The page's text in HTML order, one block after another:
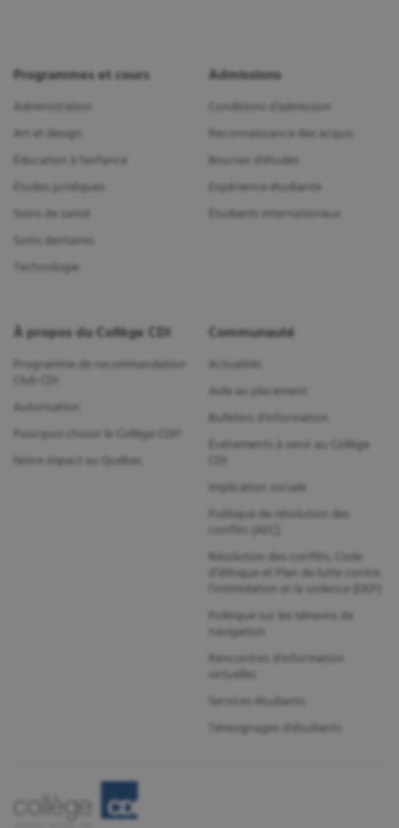
Programmes et cours
Administration
Art et design
Éducation à l'enfance
Études juridiques
Soins de santé
Soins dentaires
Technologie
Admissions
Conditions d'admission
Reconnaissance des acquis
Bourses d'études
Expérience étudiante
Étudiants internationaux
À propos du Collège CDI
Programme de recommandation
Club CDI
Autorisation
Pourquoi choisir le Collège CDI?
Notre impact au Québec
Communauté
Actualités
Aide au placement
Bulletins d'information
Événements à venir au Collège
CDI
Implication sociale
Politique de résolution des
conflits (AEC)
Résolution des conflits, Code
d’éthique et Plan de lutte contre
l’intimidation et la violence (DEP)
Politique sur les témoins de
navigation
Rencontres d'information
virtuelles
Services étudiants
Témoignages d'étudiants